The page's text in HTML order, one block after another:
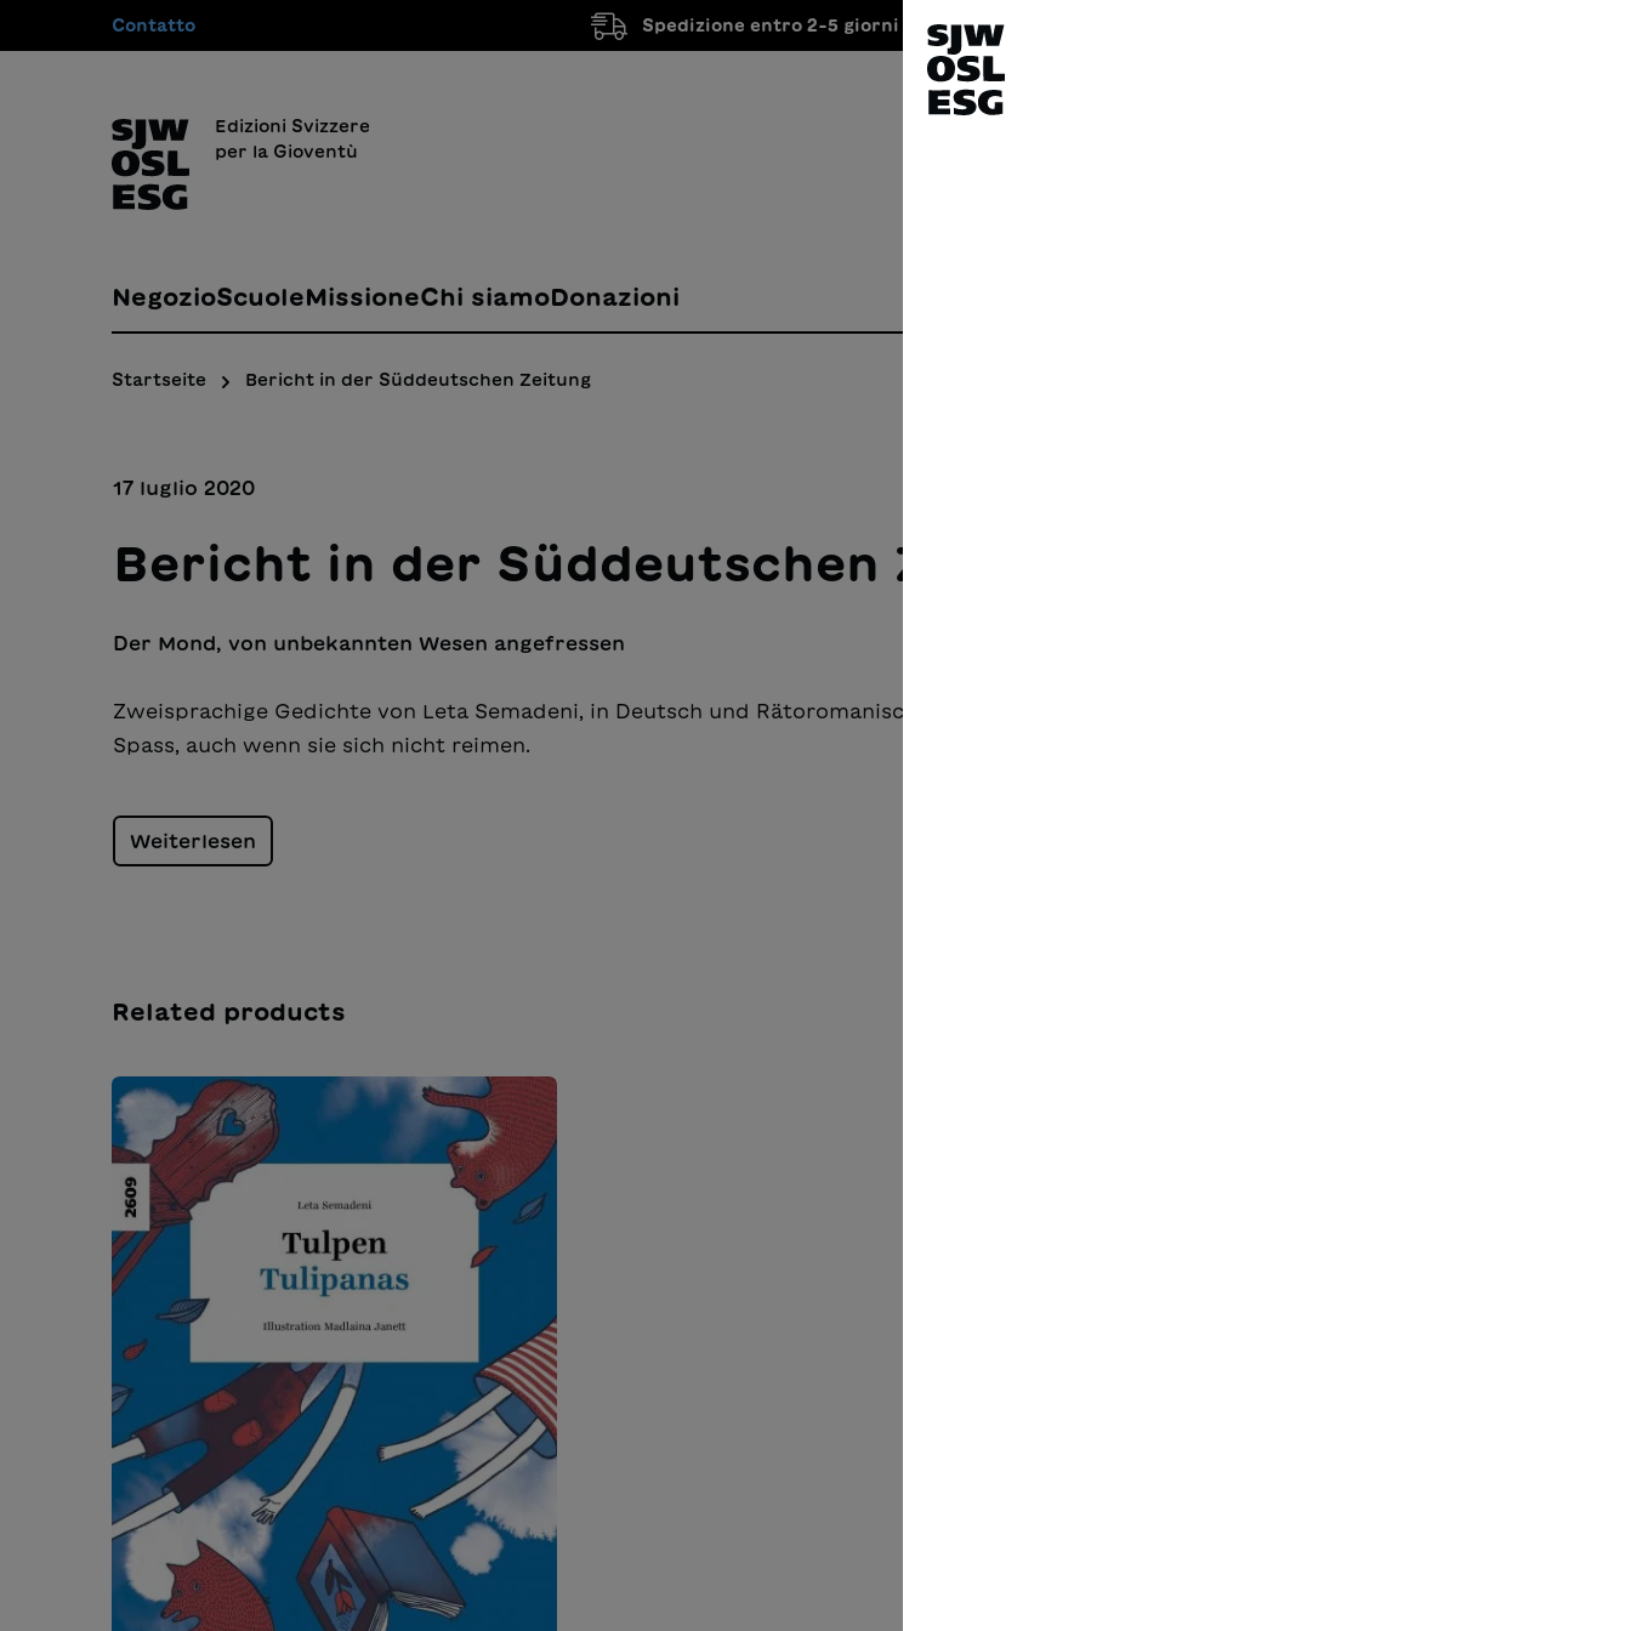
Passa alla navigazione principale
Contatto Spedizione entro 2-5 giorni lavorativi
Edizioni Svizzere
per la Gioventù
NegozioScuoleMissioneChi siamoDonazioni
Startseite Bericht in der Süddeutschen Zeitung
17 luglio 2020
Bericht in der Süddeutschen Zeitung
Der Mond, von unbekannten Wesen angefressen
Zweisprachige Gedichte von Leta Semadeni, in Deutsch und Rätoromanisch. Sie machen Kindern
Spass, auch wenn sie sich nicht reimen.
Weiterlesen
Salta la galleria dei prodotti
Related products